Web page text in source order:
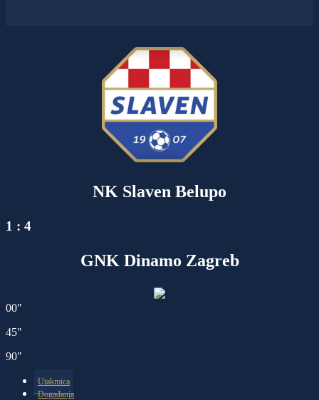
NK Slaven Belupo
1 : 4
GNK Dinamo Zagreb
00"
45"
90"
Utakmica
Događanja